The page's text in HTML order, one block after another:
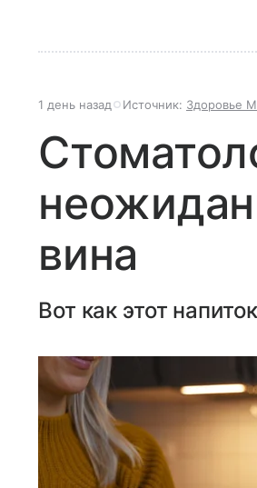
1 день назад Источник: Здоровье
вина
Вот как этот